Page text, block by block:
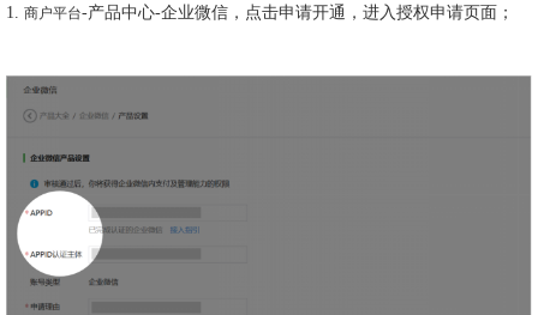
1. 商户平台-产品中心-企业微信，点击申请开通，进入授权申请页面；